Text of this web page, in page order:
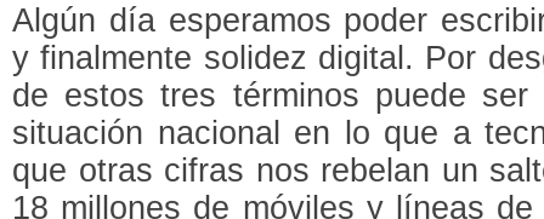
Algún día esperamos poder
y finalmente solidez digital. Por
de estos tres términos puede
situación nacional en lo que a
que otras cifras nos rebelan un
18 millones de móviles y líneas